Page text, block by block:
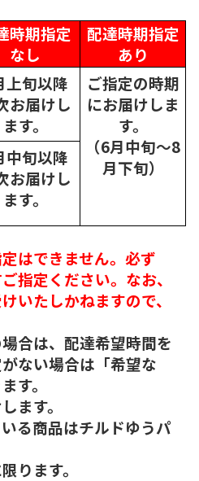
時期指定
なし
配達時期指定
あり
上旬以降
お届けし
ます。
ご指定の時期
にお届けしま
す。
（6月中旬～8
月下旬）
中旬以降
お届けし
ます。
はできません。必ず
指定ください。なお、
いたしかねますので、
合は、配達希望時間を
ない場合は「希望な
す。
ます。
る商品はチルドゆうパ
ります。